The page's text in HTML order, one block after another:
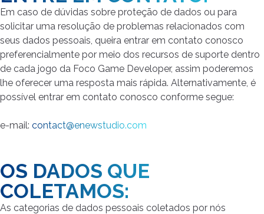
Em caso de dúvidas sobre proteção de dados ou para
solicitar uma resolução de problemas relacionados com
seus dados pessoais, queira entrar em contato conosco
preferencialmente por meio dos recursos de suporte dentro
de cada jogo da Foco Game Developer, assim poderemos
lhe oferecer uma resposta mais rápida. Alternativamente, é
possível entrar em contato conosco conforme segue:
e-mail: contact@enewstudio.com
OS DADOS QUE
COLETAMOS:
As categorias de dados pessoais coletados por nós